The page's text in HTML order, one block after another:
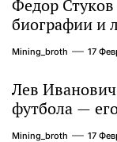
Федор
биографии и
Mining_broth 17
Лев
футбола —
достижения и
Mining_broth 17